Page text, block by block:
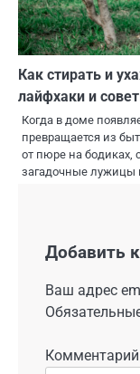
Как стирать и
лайфхаки и
Когда в доме
превращается из
от пюре на бодиках,
загадочные лужицы
Добавить
Ваш адрес
Комментарий